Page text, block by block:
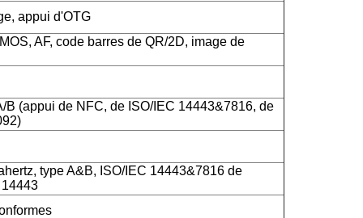
appui d'OTG
AF, code barres de QR/2D, image de
B (appui de NFC, de ISO/IEC 14443&7816, de
type A&B, ISO/IEC 14443&7816 de